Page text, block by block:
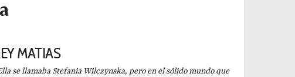
MATIAS
se llamaba Stefania Wilczynska, pero en el sólido mundo que